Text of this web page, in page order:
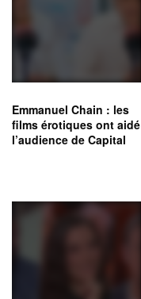
Emmanuel Chain : les
films érotiques ont aidé
l’audience de Capital